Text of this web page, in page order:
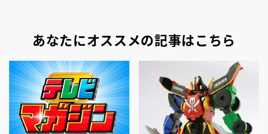
あなたにオススメの記事はこちら